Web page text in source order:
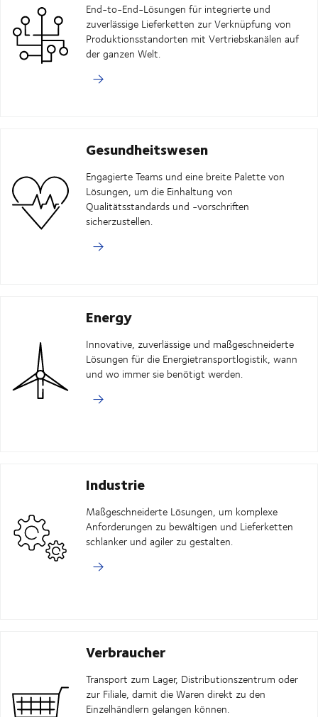
- Erstellen von Machbarkeitsstudien (auf Anforderung) auch direkt vor
Ort
Kontaktieren Sie unser Expertenteam
End-to-End-Lösungen für integrierte und
zuverlässige Lieferketten zur Verknüpfung von
Produktionsstandorten mit Vertriebskanälen auf
der ganzen Welt.
Gesundheitswesen
Engagierte Teams und eine breite Palette von
Lösungen, um die Einhaltung von
Qualitätsstandards und -vorschriften
sicherzustellen.
Energy
Innovative, zuverlässige und maßgeschneiderte
Lösungen für die Energietransportlogistik, wann
und wo immer sie benötigt werden.
Industrie
Maßgeschneiderte Lösungen, um komplexe
Anforderungen zu bewältigen und Lieferketten
schlanker und agiler zu gestalten.
Verbraucher
Transport zum Lager, Distributionszentrum oder
zur Filiale, damit die Waren direkt zu den
Einzelhändlern gelangen können.